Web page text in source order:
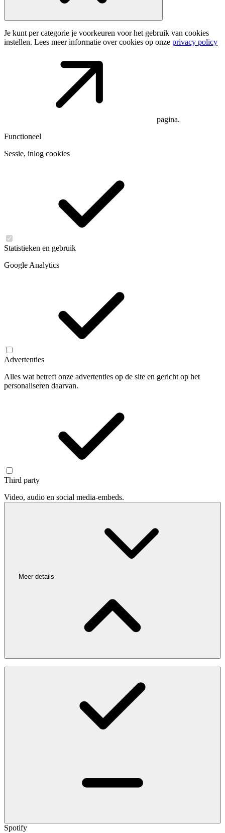
Je kunt per categorie je voorkeuren voor het gebruik van cookies
instellen. Lees meer informatie over cookies op onze privacy policy
pagina.
Functioneel
Sessie, inlog cookies
Statistieken en gebruik
Google Analytics
Advertenties
Alles wat betreft onze advertenties op de site en gericht op het
personaliseren daarvan.
Third party
Video, audio en social media-embeds.
Meer details
Spotify